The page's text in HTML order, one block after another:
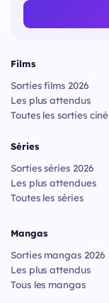
Films
Sorties films 2026
Les plus attendus
Toutes les sorties ciné
Séries
Sorties séries 2026
Les plus attendues
Toutes les séries
Mangas
Sorties mangas 2026
Les plus attendus
Tous les mangas